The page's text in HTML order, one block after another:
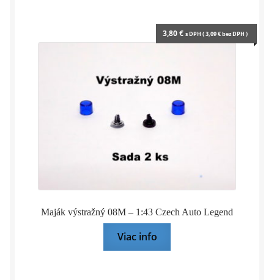
Maják výstražný 08M – 1:43 Czech Auto Legend
3,80€ s DPH (3,09€bez DPH )
Viac info